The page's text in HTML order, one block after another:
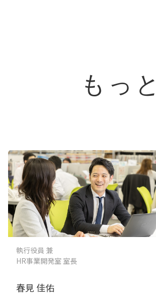
もっ
執行役員 兼
HR事業開発室 室長
春見 佳佑